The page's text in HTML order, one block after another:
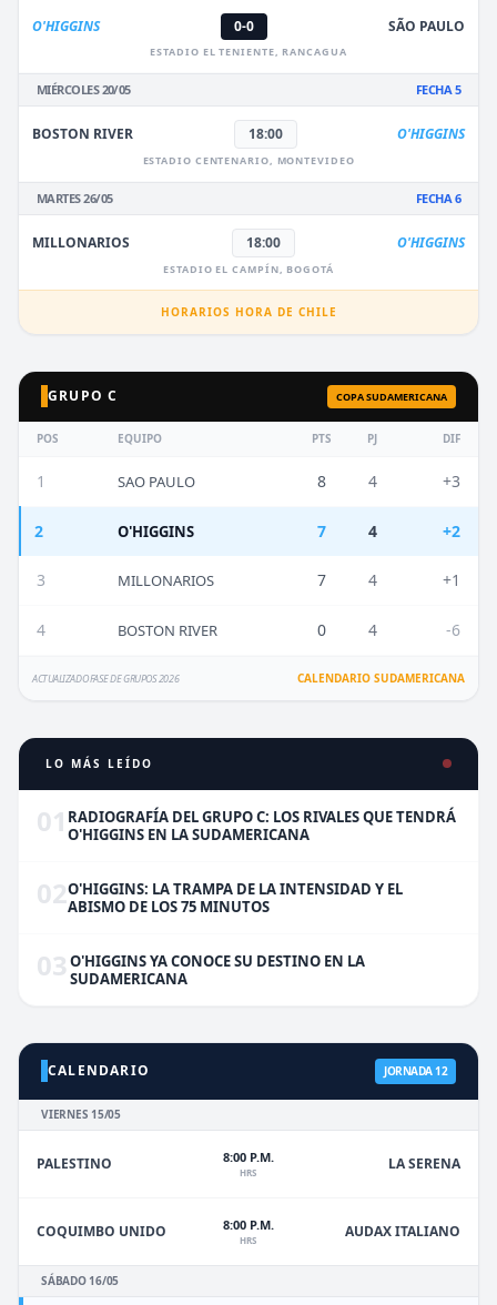
O'HIGGINS 0-0 SÃO PAULO
ESTADIO EL TENIENTE, RANCAGUA
MIÉRCOLES 20/05 FECHA 5
BOSTON RIVER 18:00 O'HIGGINS
ESTADIO CENTENARIO, MONTEVIDEO
MARTES 26/05 FECHA 6
MILLONARIOS 18:00 O'HIGGINS
ESTADIO EL CAMPÍN, BOGOTÁ
HORARIOS HORA DE CHILE
GRUPO C COPA SUDAMERICANA
POS EQUIPO PTS PJ DIF
1 SAO PAULO 8 4 +3
2 O'HIGGINS 7 4 +2
3 MILLONARIOS 7 4 +1
4 BOSTON RIVER 0 4 -6
ACTUALIZADO FASE DE GRUPOS 2026 CALENDARIO SUDAMERICANA
LO MÁS LEÍDO
01 RADIOGRAFÍA DEL GRUPO C: LOS RIVALES QUE TENDRÁ
O'HIGGINS EN LA SUDAMERICANA
02O'HIGGINS: LA TRAMPA DE LA INTENSIDAD Y EL
ABISMO DE LOS 75 MINUTOS
03 O'HIGGINS YA CONOCE SU DESTINO EN LA
SUDAMERICANA
CALENDARIO JORNADA 12
VIERNES 15/05
PALESTINO 8:00 P.M.
HRS LA SERENA
COQUIMBO UNIDO 8:00 P.M.
HRS AUDAX ITALIANO
SÁBADO 16/05